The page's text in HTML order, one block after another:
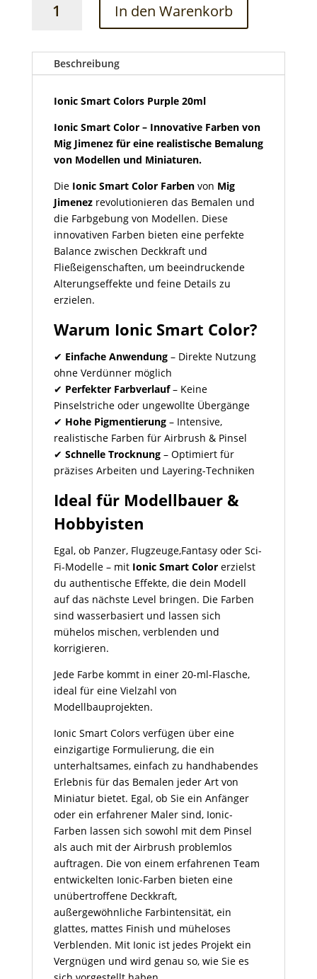
Smart
20ml
In den Warenkorb
Beschreibung
Ionic Smart Colors Purple 20ml
Ionic Smart Color – Innovative Farben von
Mig Jimenez für eine realistische Bemalung
von Modellen und Miniaturen.
Die Ionic Smart Color Farbenvon Mig
Jimenezrevolutionieren das Bemalen und
die Farbgebung von Modellen. Diese
innovativen Farben bieten eine perfekte
Balance zwischen Deckkraft und
Fließeigenschaften, um beeindruckende
Alterungseffekte und feine Details zu
erzielen.
Warum Ionic Smart Color?
✔ Einfache Anwendung– Direkte Nutzung
ohne Verdünner möglich
✔ Perfekter Farbverlauf– Keine
Pinselstriche oder ungewollte Übergänge
✔ Hohe Pigmentierung– Intensive,
realistische Farben für Airbrush & Pinsel
✔ Schnelle Trocknung– Optimiert für
präzises Arbeiten und Layering-Techniken
Ideal für Modellbauer &
Hobbyisten
Egal, ob Panzer, Flugzeuge,Fantasy oder Sci-
Fi-Modelle – mit Ionic Smart Colorerzielst
du authentische Effekte, die dein Modell
auf das nächste Level bringen. Die Farben
sind wasserbasiert und lassen sich
mühelos mischen, verblenden und
korrigieren.
Jede Farbe kommt in einer 20-ml-Flasche,
ideal für eine Vielzahl von
Modellbauprojekten.
Ionic Smart Colors verfügen über eine
einzigartige Formulierung, die ein
unterhaltsames, einfach zu handhabendes
Erlebnis für das Bemalen jeder Art von
Miniatur bietet. Egal, ob Sie ein Anfänger
oder ein erfahrener Maler sind, Ionic-
Farben lassen sich sowohl mit dem Pinsel
als auch mit der Airbrush problemlos
auftragen. Die von einem erfahrenen Team
entwickelten Ionic-Farben bieten eine
unübertroffene Deckkraft,
außergewöhnliche Farbintensität, ein
glattes, mattes Finish und müheloses
Verblenden. Mit Ionic ist jedes Projekt ein
Vergnügen und wird genau so, wie Sie es